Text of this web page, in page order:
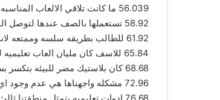
56.039 ما كانت تلاقي الالعاب المناسبه اللي تقدر
58.92 تستعملها بالصف عندها لتوصل المعلومه
61.92 للطالب بطريقه سلسه وممتعه لانه السوق
65.84 للاسف كان مليان العاب تعليميه لكن اغلبها
68.68 كان بلاستيك مضر للبيئه بتكسر بسرعه وثاني
72.96 مشكله واجهناها هي عدم وجود اي العاب او